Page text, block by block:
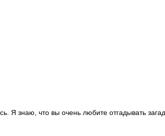
Я знаю, что вы очень любите отгадывать